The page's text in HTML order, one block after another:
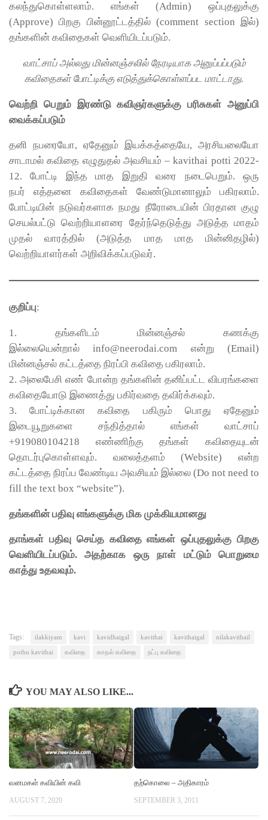
கலந்துகொள்ளலாம். எங்கள் (Admin) ஒப்புதலுக்கு
(Approve) பிறகு பின்னூட்டத்தில் (comment section இல்)
தங்களின் கவிதைகள் வெளியிடப்படும்.
வாட்சாப் அல்லது மின்னஞ்சலில் நேரடியாக அனுப்பப்படும்
கவிதைகள் போட்டிக்கு எடுத்துக்கொள்ளப்பட மாட்டாது.
வெற்றி பெறும் இரண்டு கவிஞர்களுக்கு பரிசுகள் அனுப்பி
வைக்கப்படும்
தனி நபரையோ, ஏதேனும் இயக்கத்தையே, அரசியலையோ
சாடாமல் கவிதை எழுதுதல் அவசியம் – kavithai potti 2022-
12. போட்டி இந்த மாத இறுதி வரை நடைபெறும். ஒரு
நபர் எத்தனை கவிதைகள் வேண்டுமானாலும் பகிரலாம்.
போட்டியின் நடுவர்களாக நமது நீரோடையின் பிரதான குழு
செயல்பட்டு வெற்றியாளரை தேர்ந்தெடுத்து அடுத்த மாதம்
முதல் வாரத்தில் (அடுத்த மாத மாத மின்னிதழில்)
வெற்றியாளர்கள் அறிவிக்கப்படுவர்.
குறிப்பு:
1. தங்களிடம் மின்னஞ்சல் கணக்கு
இல்லையென்றால் info@neerodai.com என்று (Email)
மின்னஞ்சல் கட்டத்தை நிரப்பி கவிதை பகிரலாம்.
2. அலைபேசி எண் போன்ற தங்களின் தனிப்பட்ட விபரங்களை
கவிதையோடு இணைத்து பகிர்வதை தவிர்க்கவும்.
3. போட்டிக்கான கவிதை பகிரும் பொது ஏதேனும்
இடையூறுகளை சந்தித்தால் எங்கள் வாட்சாப்
+919080104218 எண்ணிற்கு தங்கள் கவிதையுடன்
தொடர்புகொள்ளவும். வலைத்தளம் (Website) என்ற
கட்டத்தை நிரப்ப வேண்டிய அவசியம் இல்லை (Do not need to
fill the text box “website”).
தங்களின் பதிவு எங்களுக்கு மிக முக்கியமானது
தாங்கள் பதிவு செய்த கவிதை எங்கள் ஒப்புதலுக்கு பிறகு
வெளியிடப்படும். அதற்காக ஒரு நாள் மட்டும் பொறுமை
காத்து உதவவும்.
Tags: ilakkiyam kavi kavidhaigal kavithai kavithaigal nilakavithail
pothu kavithai கவிதை காதல் கவிதை நட்பு கவிதை
YOU MAY ALSO LIKE...
வனமகள் கவியின் கவி
AUGUST 7, 2020
தற்கொலை – அதிகாரம்
SEPTEMBER 3, 2011